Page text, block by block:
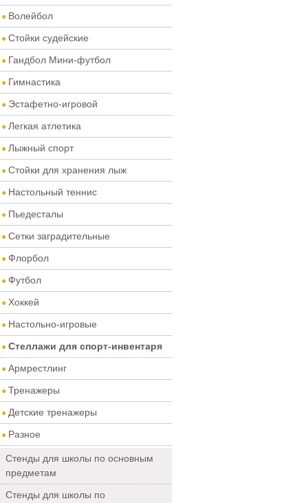
Волейбол
Стойки судейские
Гандбол Мини-футбол
Гимнастика
Эстафетно-игровой
Легкая атлетика
Лыжный спорт
Стойки для хранения лыж
Настольный теннис
Пьедесталы
Сетки заградительные
Флорбол
Футбол
Хоккей
Настольно-игровые
Стеллажи для спорт-инвентаря
Армрестлинг
Тренажеры
Детские тренажеры
Разное
Стенды для школы по основным
предметам
Стенды для школы по